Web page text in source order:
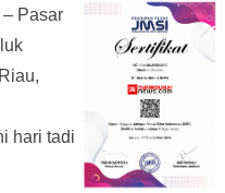
Pasar
hari tadi